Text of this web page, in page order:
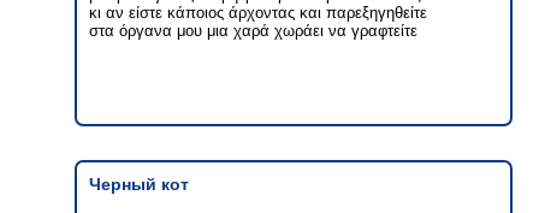
κι αν είστε κάποιος άρχοντας και παρεξηγηθείτε
στα όργανα μου μια χαρά χωράει να γραφτείτε
Черный кот